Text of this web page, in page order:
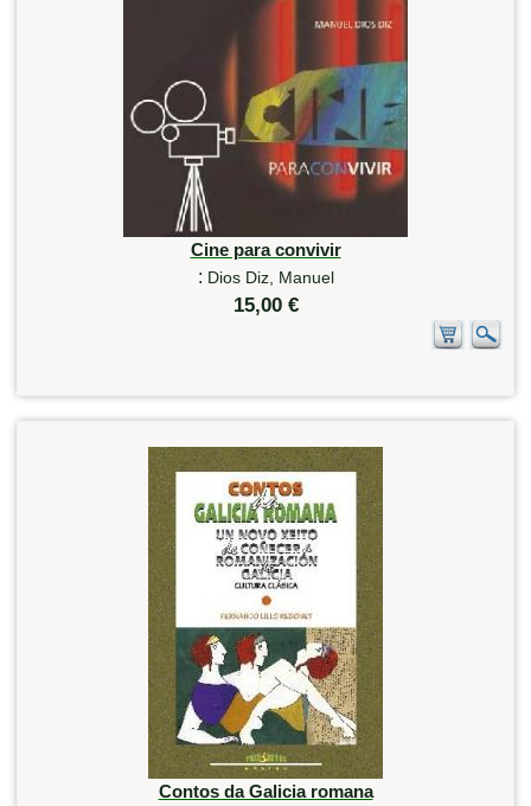
Cine para convivir
: Dios Diz, Manuel
15,00 €
Contos da Galicia romana